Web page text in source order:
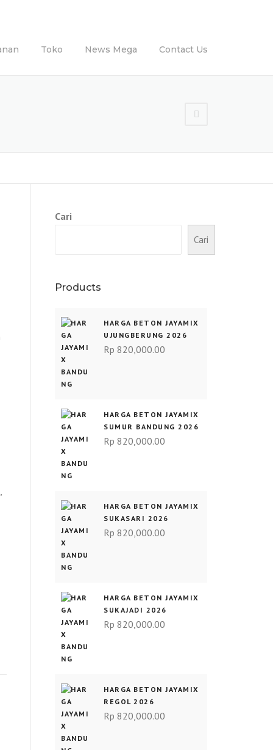
Toko News Mega Contact Us
Cari
Cari
Products
HARGA BETON JAYAMIX
UJUNGBERUNG 2026
Rp 820,000.00
HARGA BETON JAYAMIX
SUMUR BANDUNG 2026
Rp 820,000.00
HARGA BETON JAYAMIX
SUKASARI 2026
Rp 820,000.00
HARGA BETON JAYAMIX
SUKAJADI 2026
Rp 820,000.00
HARGA BETON JAYAMIX
REGOL 2026
Rp 820,000.00